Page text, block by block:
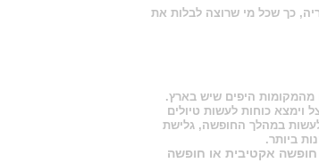
, כך שכל מי שרוצה לבלות את
היפים שיש בארץ.
וימצא כוחות לעשות טיולים
לעשות במהלך החופשה, גלישת
ביותר.
אקטיבית או חופשה